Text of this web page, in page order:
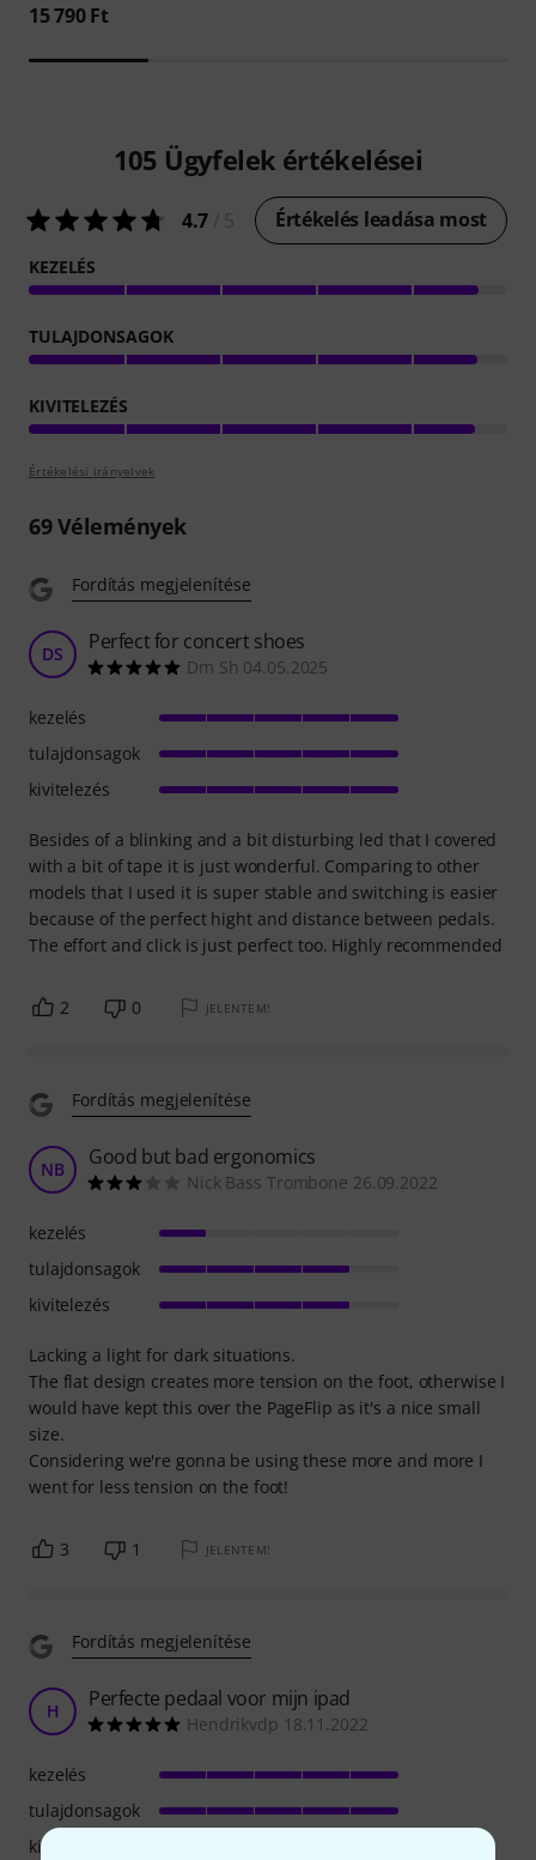
15 790 Ft
105 Ügyfelek értékelései
4.7 Értékelés leadása most
KEZELÉS
TULAJDONSAGOK
KIVITELEZÉS
Értékelési irányelvek
69Vélemények
Fordítás megjelenítése
DS Perfect for concert shoes
Dm Sh 04.05.2025
Besides of a blinking and a bit disturbing led that I covered
with a bit of tape it is just wonderful. Comparing to other
models that I used it is super stable and switching is easier
because of the perfect hight and distance between pedals.
The effort and click is just perfect too. Highly recommended
kezelés
tulajdonsagok
kivitelezés
2 0 JELENTEM!
Fordítás megjelenítése
NB Good but bad ergonomics
Nick Bass Trombone 26.09.2022
Lacking a light for dark situations.
The flat design creates more tension on the foot, otherwise I
would have kept this over the PageFlip as it's a nice small
size.
Considering we're gonna be using these more and more I
went for less tension on the foot!
kezelés
tulajdonsagok
kivitelezés
3 1 JELENTEM!
Fordítás megjelenítése
H Perfecte pedaal voor mijn ipad
Hendrikvdp 18.11.2022
kezelés
tulajdonsagok
kivitelezés